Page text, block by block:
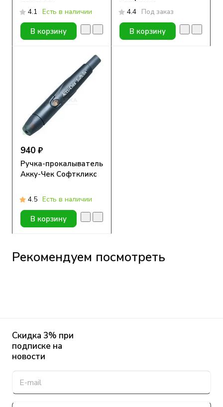
4.1 Есть в наличии
В корзину
4.4 Под заказ
В корзину
940 ₽
Ручка-прокалыватель
Акку-Чек Софткликс
4.5 Есть в наличии
В корзину
Рекомендуем посмотреть
Скидка 3% при
подписке на
новости